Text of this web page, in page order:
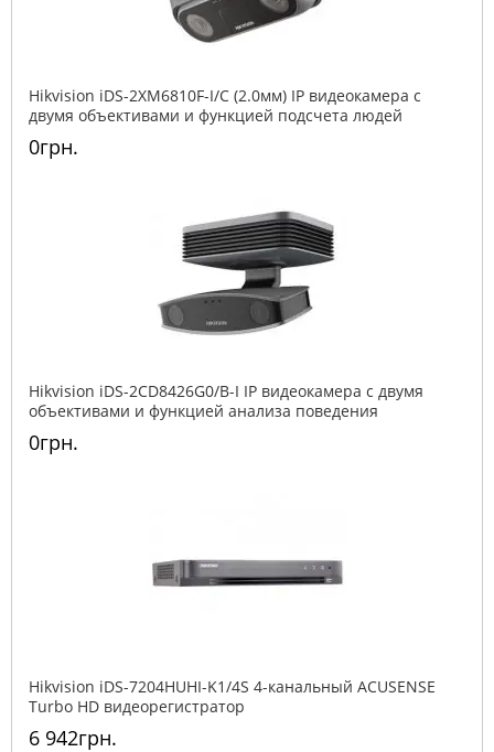
Hikvision iDS-2XM6810F-I/C (2.0мм) IP видеокамера c
двумя объективами и функцией подсчета людей
0грн.
Hikvision iDS-2CD8426G0/B-I IP видеокамера c двумя
объективами и функцией анализа поведения
0грн.
Hikvision iDS-7204HUHI-K1/4S 4-канальный ACUSENSE
Turbo HD видеорегистратор
6 942грн.